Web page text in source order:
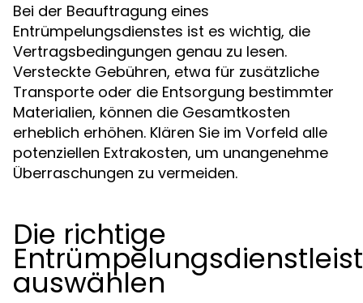
Bei der Beauftragung eines
Entrümpelungsdienstes ist es wichtig, die
Vertragsbedingungen genau zu lesen.
Versteckte Gebühren, etwa für zusätzliche
Transporte oder die Entsorgung bestimmter
Materialien, können die Gesamtkosten
erheblich erhöhen. Klären Sie im Vorfeld alle
potenziellen Extrakosten, um unangenehme
Überraschungen zu vermeiden.
Die richtige
auswählen